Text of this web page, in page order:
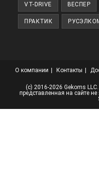
VT-DRIVE ВЕСПЕР
ПРАКТИК
О компании Контакты
(с) 2016-2026 Gekoms
представленная на сайте